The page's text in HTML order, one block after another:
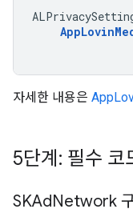
자세한 내용은
5단계: 필수 코
SKAdNetwork